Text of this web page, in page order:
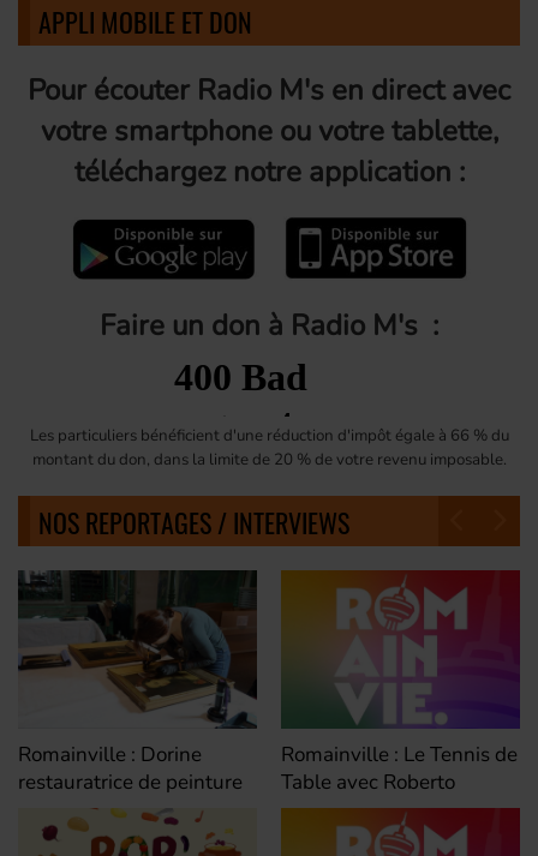
APPLI MOBILE ET DON
Pour écouter Radio M's en direct avec
votre smartphone ou votre tablette,
téléchargez notre application :
Faire un don à Radio M's :
Les particuliersbénéficient d'une réduction d'impôt égale à 66 % du
montant du don, dans la limite de 20 % de votre revenu imposable.
NOS REPORTAGES / INTERVIEWS
Romainville : Dorine
restauratrice de peinture
Romainville : Le Tennis de
Table avec Roberto